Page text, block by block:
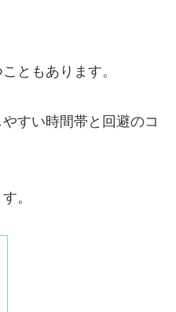
ともあります。
すい時間帯と回避のコ
。